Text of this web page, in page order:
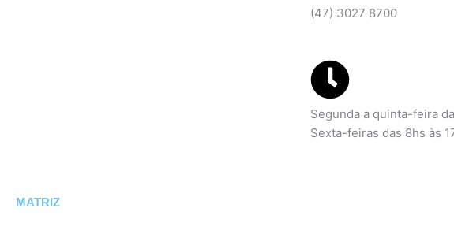
(47) 3027 8700
Segunda a quinta-feira
Sexta-feiras das 8hs às
MATRIZ